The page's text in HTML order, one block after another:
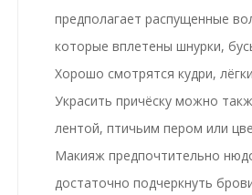
предполагает распущенные
которые вплетены шнурки,
Хорошо смотрятся кудри,
Украсить причёску можно
лентой, птичьим пером или
Макияж предпочтительно
достаточно подчеркнуть